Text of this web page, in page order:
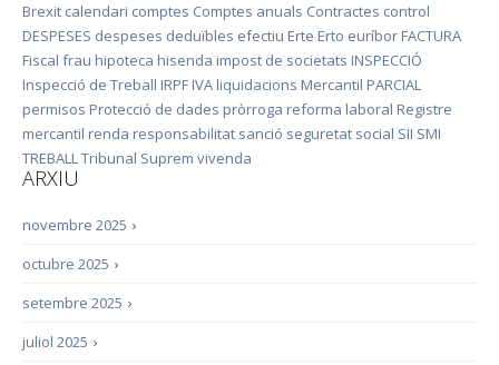
Brexit calendari comptes Comptes anuals Contractes control
DESPESES despeses deduïbles efectiu Erte Erto euríbor FACTURA
Fiscal frau hipoteca hisenda impost de societats INSPECCIÓ
Inspecció de Treball IRPF IVA liquidacions Mercantil PARCIAL
permisos Protecció de dades pròrroga reforma laboral Registre
mercantil renda responsabilitat sanció seguretat social SII SMI
TREBALLTribunal Suprem vivenda
ARXIU
›
novembre 2025
›
octubre 2025
›
setembre 2025
›
juliol 2025